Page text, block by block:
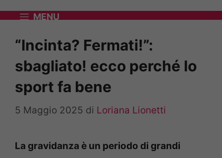
MENU
“Incinta? Fermati!”:
sbagliato! ecco perché lo
sport fa bene
5 Maggio 2025 di Loriana Lionetti
La gravidanza è un periodo di grandi